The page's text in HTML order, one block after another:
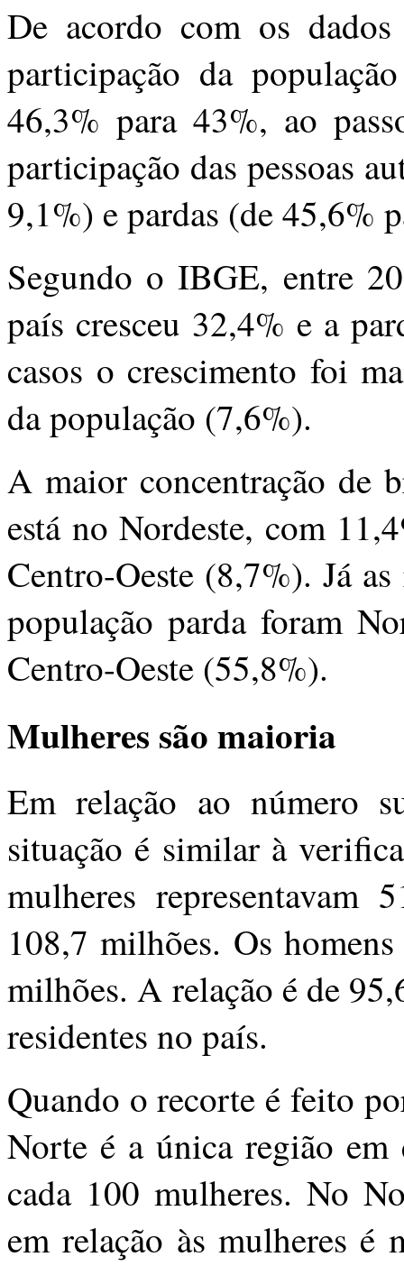
De acordo com os
participação da
46,3% para 43%, ao
participação das pessoas
9,1%) e pardas (de 45,6%
Segundo o IBGE, entre
país cresceu 32,4% e a
casos o crescimento foi
da população (7,6%).
A maior concentração de
está no Nordeste, com
Centro-Oeste (8,7%). Já
população parda foram
Centro-Oeste (55,8%).
Mulheres são maioria
Em relação ao número
situação é similar à
mulheres representavam
108,7 milhões. Os
milhões. A relação é de
residentes no país.
Quando o recorte é feito
Norte é a única região em
cada 100 mulheres. No
em relação às mulheres é